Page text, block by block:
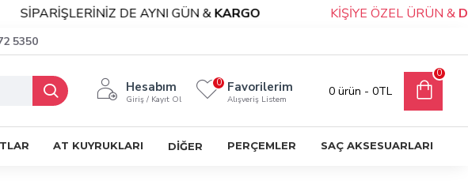
DE AYNI GÜN & KARGO KİŞİYE ÖZEL ÜRÜN &
5350
Hesabım
Giriş / Kayıt Ol
Favorilerim
Alışveriş Listem
0
0 ürün - 0TL
0
AT KUYRUKLARI DİĞER PERÇEMLER SAÇ AKSESUARLARI